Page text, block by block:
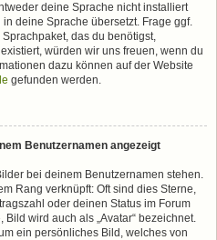
deine Sprache nicht installiert
deine Sprache übersetzt. Frage ggf.
das du benötigst,
würden wir uns freuen, wenn du
dazu können auf der Website
gefunden werden.
Benutzernamen angezeigt
bei deinem Benutzernamen stehen.
Rang verknüpft: Oft sind dies Sterne,
oder deinen Status im Forum
wird auch als „Avatar“ bezeichnet.
ein persönliches Bild, welches von